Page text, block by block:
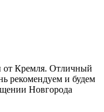
от Кремля. Отличный
рекомендуем и будем
Новгорода